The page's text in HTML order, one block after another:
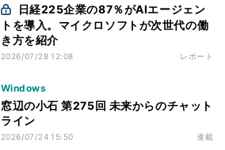
トを導入。マイクロソフトが次世代の働
き方を紹介
2026/07/28 12:08 レポート
Windows
窓辺の小石 第275回 未来からのチャット
ライン
2026/07/24 15:50 連載